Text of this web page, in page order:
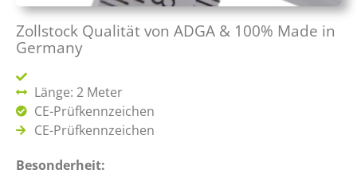
Zollstock Qualität von ADGA & 100% Made in
Germany
Länge: 2 Meter
CE-Prüfkennzeichen
CE-Prüfkennzeichen
Besonderheit: